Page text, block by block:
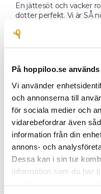
På hoppiloo.se
Vi använder
och annonserna till
för sociala medier och
vidarebefordrar även
information från din
annons- och
Dessa kan i sin tur
information som du har
En jättesöt och vacker
dotter perfekt. Vi är SÅ
2021-08-01 19:27
Av Li
Toppen
Köpte den i gult. Fint
lagom stretchigt band.